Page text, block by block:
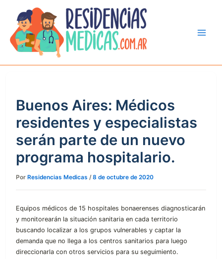
contenido
Buenos Aires: Médicos
residentes y especialistas
serán parte de un nuevo
programa hospitalario.
Por Residencias Medicas /8 de octubre de 2020
Equipos médicos de 15 hospitales bonaerenses diagnosticarán
y monitorearán la situación sanitaria en cada territorio
buscando localizar a los grupos vulnerables y captar la
demanda que no llega a los centros sanitarios para luego
direccionarla con otros servicios para su seguimiento.